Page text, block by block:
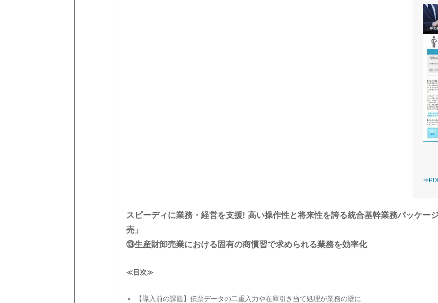
スピーディに業務・経営を支援! 高い操作性と将来性を誇る統合基幹業務パッケー
売」
⑬生産財卸売業における固有の商慣習で求められる業務を効率化
≪目次≫
【導入前の課題】伝票データの二重入力や在庫引き当て処理が業務の壁に